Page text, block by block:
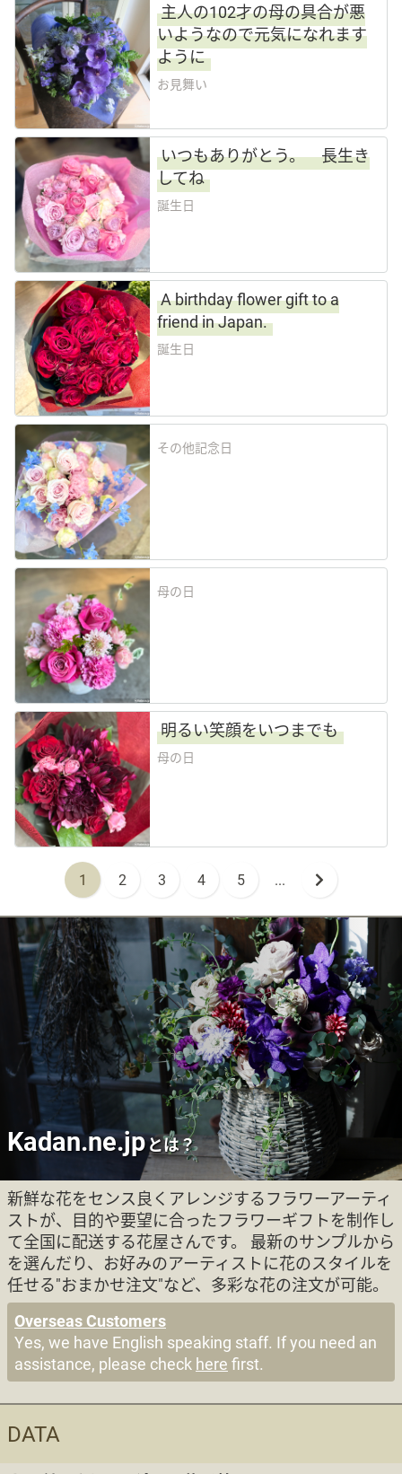
主人の102才の母の具合が悪
いようなので元気になれます
ように
お見舞い
いつもありがとう。 長生き
してね
誕生日
A birthday flower gift to a
friend in Japan.
誕生日
その他記念日
母の日
明るい笑顔をいつまでも
母の日
1 2 3 4 5 ...
Kadan.ne.jpとは？
新鮮な花をセンス良くアレンジするフラワーアーティ
ストが、目的や要望に合ったフラワーギフトを制作し
て全国に配送する花屋さんです。 最新のサンプルから
を選んだり、お好みのアーティストに花のスタイルを
任せる"おまかせ注文"など、多彩な花の注文が可能。
Overseas Customers
Yes, we have English speaking staff. If you need an
assistance, please check here first.
DATA